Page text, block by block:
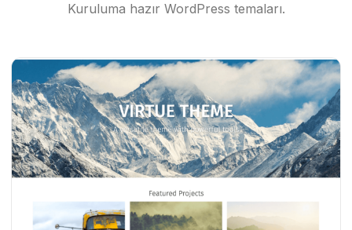
Kuruluma hazır WordPress temaları.